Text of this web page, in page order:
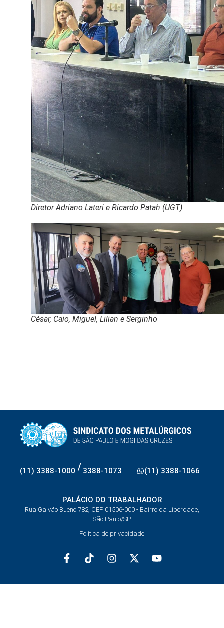
Diretor Adriano Lateri e Ricardo Patah (UGT)
César, Caio, Miguel, Lilian e Serginho
(11) 3388-1000 / 3388-1073 (11) 3388-1066
PALÁCIO DO TRABALHADOR
Rua Galvão Bueno 782, CEP 01506-000 - Bairro da Liberdade,
São Paulo/SP
Política de privacidade